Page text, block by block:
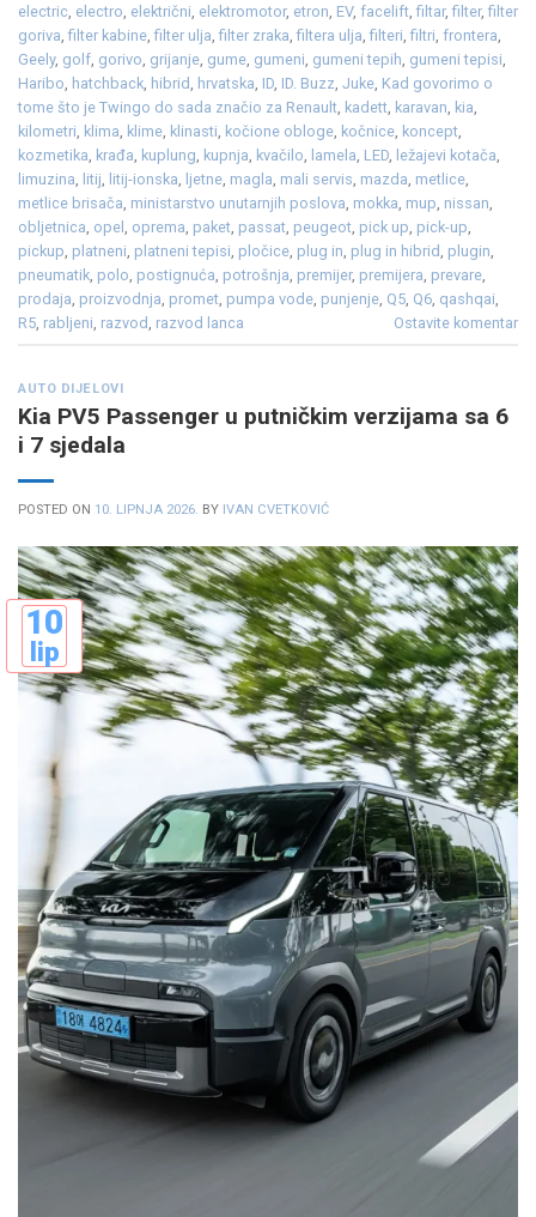
electric electro električni elektromotor, etron EV, facelift ,filtar,filter,filter
goriva ,filter kabine ,filter ulja ,filter zraka ,filtera ulja ,filteri ,filtri frontera
Geely, golf gorivo grijanje gume gumeni gumeni tepih gumeni tepisi
Haribo hatchback hibrid hrvatska ID ID. Buzz Juke Kad govorimo o
tome što je Twingo do sada značio za Renault kadett karavan kia
kilometri klima klime klinasti kočione obloge kočnice koncept
kozmetika krađa kuplung kupnja kvačilo lamela LED ležajevi kotača
limuzina litij litij-ionska ljetne magla mali servis mazda metlice
metlice brisača ministarstvo unutarnjih poslova mokka mup nissan
obljetnica opel oprema paket passat peugeot pick up pick-up
pickup platneni platneni tepisi pločice plug in plug in hibrid plugin
pneumatik polo postignuća potrošnja premijer, premijera prevare
prodaja proizvodnja promet pumpa vode punjenje Q5 Q6 qashqai
R5 rabljeni razvod razvod lanca Ostavite komentar
AUTO DIJELOVI
Kia PV5 Passenger u putničkim verzijama sa 6
i 7 sjedala
POSTED ON 10. LIPNJA 2026. BY IVAN CVETKOVIĆ
10
lip